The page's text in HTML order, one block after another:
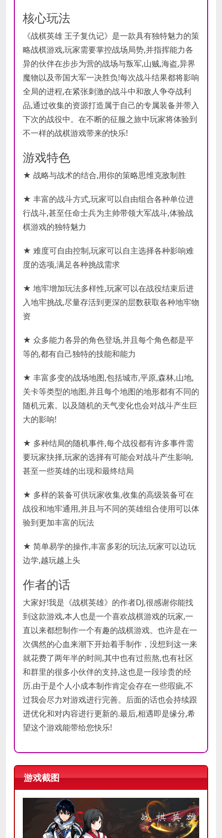
核心玩法
《战棋英雄 王子复仇记》是一款具有独特魅力的策
略战棋游戏,玩家需要掌控战场局势,并指挥能力各
异的伙伴在步步为营的战场与叛军,山贼,海盗,异界
魔物以及帝国大军一决胜负!每次战斗结果都将影响
全局的进程,在紧张刺激的战斗中和敌人争夺战利
品,通过收集的资源打造属于自己的专属装备并带入
下次的战役中。在不断的征服之旅中玩家将体验到
不一样的战棋游戏带来的快乐!
游戏特色
★ 战略与战术的结合,用你的策略思维克敌制胜
★ 丰富的战斗方式,玩家可以自由组合各种单位进
行战斗,甚至任命士兵为主帅带领大军战斗,体验战
棋游戏的独特魅力
★ 难度可自由控制,玩家可以自主选择各种影响难
度的选项,满足各种挑战需求
★ 地牢增加玩法多样性,玩家可以在战役结束后进
入地牢挑战,尽量存活到更深的层数获取各种地牢物
资
★ 众多能力各异的角色登场,并且每个角色都是平
等的,都有自己独特的技能和能力
★ 丰富多变的战场地图,包括城市,平原,森林,山地,
关卡等类型的地图,并且每个地图的地形都有不同的
随机元素。以及随机的天气变化也会对战斗产生巨
大的影响!
★ 多种结局的随机事件,每个战役都有许多事件需
要玩家抉择,玩家的选择有可能会对战斗产生影响,
甚至一些英雄的出现和最终结局
★ 多样的装备可供玩家收集,收集的高级装备可在
战役和地牢通用,并且与不同的英雄组合使用可以体
验到更加丰富的玩法
★ 简单易学的操作,丰富多彩的玩法,玩家可以边玩
边学,越玩越上头
作者的话
大家好!我是《战棋英雄》的作者DJ,很感谢你能找
到这款游戏,本人也是一个喜欢战棋游戏的玩家,一
直以来都想制作一个有趣的战棋游戏。也许是在一
次偶然的心血来潮下开始着手制作，没想到这一来
就花费了两年半的时间,其中也有过煎熬,也有社区
和群里的很多小伙伴的支持,这也是一段珍贵的经
历.由于是个人小成本制作肯定会存在一些瑕疵,不
过我会尽力对游戏进行完善。后面的话也会持续跟
进优化和对内容进行更新的.最后,相遇即是缘分,希
望这个游戏能带给您快乐!
游戏截图